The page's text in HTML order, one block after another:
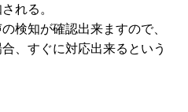
れる。
検知が確認出来ますので、
、すぐに対応出来るという